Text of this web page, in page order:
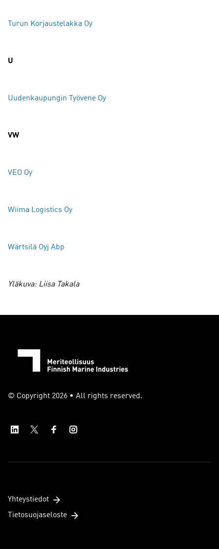
Turun Korjaustelakka Oy
U
Uudenkaupungin Työvene Oy
VW
VEO Oy
Wiima Logistics Oy
Wärtsilä Oyj Abp
Yläkuva: Liisa Takala
© Copyright 2026 • All rights reserved.
Yhteystiedot
Tietosuojaseloste